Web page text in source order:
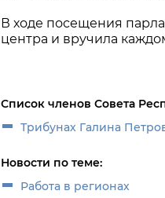
В ходе посещения
центра и вручила
Список членов Совета
Трибунах Галина
Новости по теме:
Работа в регионах